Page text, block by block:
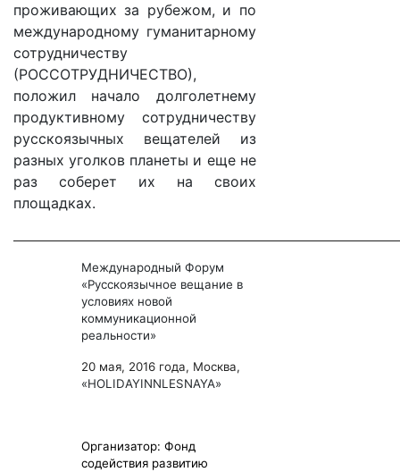
проживающих за рубежом, и по
международному гуманитарному
сотрудничеству
(РОССОТРУДНИЧЕСТВО),
положил начало долголетнему
продуктивному сотрудничеству
русскоязычных вещателей из
разных уголков планеты и еще не
раз соберет их на своих
площадках.
Международный Форум
«Русскоязычное вещание в
условиях новой
коммуникационной
реальности»
20 мая, 2016 года, Москва,
«HOLIDAYINNLESNAYA»
Организатор: Фонд
содействия развитию